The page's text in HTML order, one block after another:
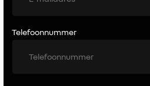
Telefoonnummer